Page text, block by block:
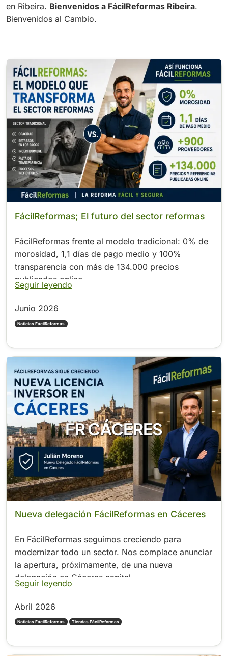
en Ribeira. Bienvenidos a FácilReformas Ribeira.
Bienvenidos al Cambio.
.
FácilReformas; El futuro del sector reformas
FácilReformas frente al modelo tradicional: 0% de
morosidad, 1,1 días de pago medio y 100%
transparencia con más de 134.000 precios
publicados online
Seguir leyendo
Junio 2026
Noticias FácilReformas
FR CÁCERES
Nueva delegación FácilReformas en Cáceres
En FácilReformas seguimos creciendo para
modernizar todo un sector. Nos complace anunciar
la apertura, próximamente, de una nueva
delegación en Cáceres capital.
Seguir leyendo
Abril 2026
Noticias FácilReformas Tiendas FácilReformas